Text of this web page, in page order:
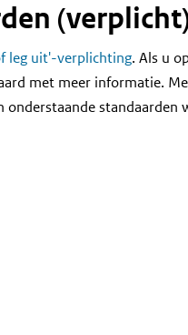
leg uit'-verplichting. Als u
met meer informatie.
onderstaande